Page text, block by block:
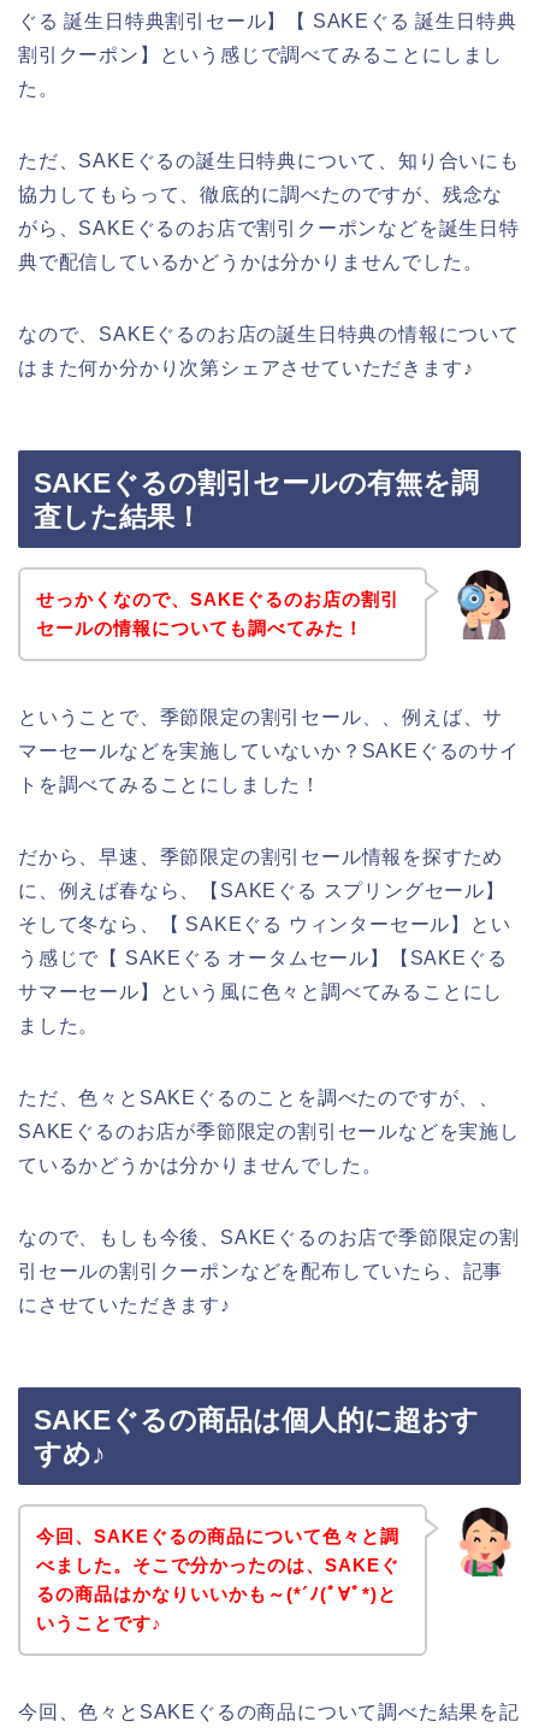
ぐる 誕生日特典割引セール】【 SAKEぐる 誕生日特典
割引クーポン】という感じで調べてみることにしまし
た。
ただ、SAKEぐるの誕生日特典について、知り合いにも
協力してもらって、徹底的に調べたのですが、残念な
がら、SAKEぐるのお店で割引クーポンなどを誕生日特
典で配信しているかどうかは分かりませんでした。
なので、SAKEぐるのお店の誕生日特典の情報について
はまた何か分かり次第シェアさせていただきます♪
SAKEぐるの割引セールの有無を調
査した結果！
せっかくなので、SAKEぐるのお店の割引
セールの情報についても調べてみた！
ということで、季節限定の割引セール、、例えば、サ
マーセールなどを実施していないか？SAKEぐるのサイ
トを調べてみることにしました！
だから、早速、季節限定の割引セール情報を探すため
に、例えば春なら、【SAKEぐる スプリングセール】
そして冬なら、【 SAKEぐる ウィンターセール】とい
う感じで【 SAKEぐる オータムセール】【SAKEぐる
サマーセール】という風に色々と調べてみることにし
ました。
ただ、色々とSAKEぐるのことを調べたのですが、、
SAKEぐるのお店が季節限定の割引セールなどを実施し
ているかどうかは分かりませんでした。
なので、もしも今後、SAKEぐるのお店で季節限定の割
引セールの割引クーポンなどを配布していたら、記事
にさせていただきます♪
SAKEぐるの商品は個人的に超おす
すめ♪
今回、SAKEぐるの商品について色々と調
べました。そこで分かったのは、SAKEぐ
るの商品はかなりいいかも～(*´ﾉ(ﾟ∀ﾟ*)と
いうことです♪
今回、色々とSAKEぐるの商品について調べた結果を記